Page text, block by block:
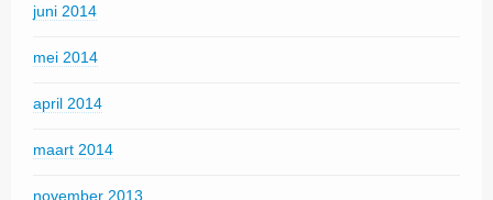
juni 2014
mei 2014
april 2014
maart 2014
november 2013